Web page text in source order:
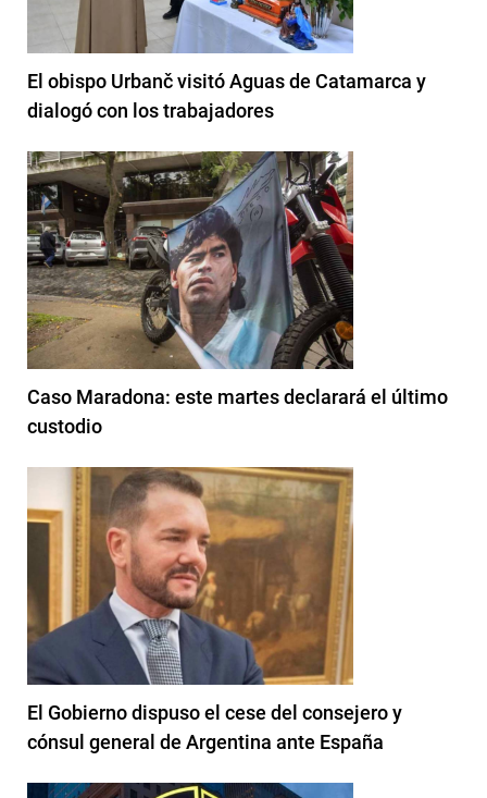
El obispo Urbanč visitó Aguas de Catamarca y
dialogó con los trabajadores
Caso Maradona: este martes declarará el último
custodio
El Gobierno dispuso el cese del consejero y
cónsul general de Argentina ante España